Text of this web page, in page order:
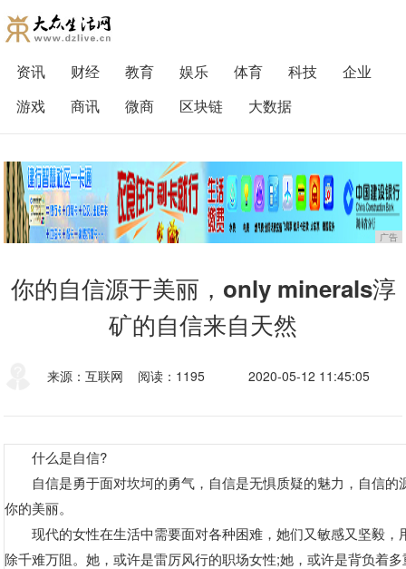
资讯 财经 教育 娱乐 体育 科技
企业
游戏
商讯 微商 区块链 大数据
广告
你的自信源于美丽，only minerals淳
矿的自信来自天然
来源：互联网 阅读：1195 2020-05-12 11:45:05
什么是自信?
自信是勇于面对坎坷的勇气，自信是无惧质疑的魅力，自信的
你的美丽。
现代的女性在生活中需要面对各种困难，她们又敏感又坚毅，
除千难万阻。她，或许是雷厉风行的职场女性;她，或许是背负着